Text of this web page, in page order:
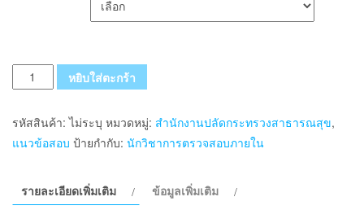
จำนวน
แนว
สอบ
หยิบใส่ตะกร้า
รหัสสินค้า:ไม่ระบุ หมวดหมู่: สำนักงานปลัดกระทรวงสาธารณสุข,
แนวข้อสอบ ป้ายกำกับ: นักวิชาการตรวจสอบภายใน
รายละเอียดเพิ่มเติม
ข้อมูลเพิ่มเติม